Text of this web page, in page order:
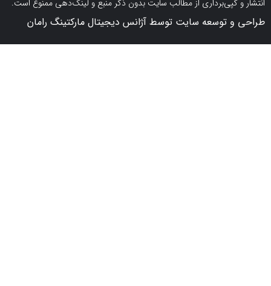
از مطالب سایت بدون ذکر منبع و لینک‌دهی ممنوع است.
سایت توسط آژانس دیجیتال مارکتینگ رامان